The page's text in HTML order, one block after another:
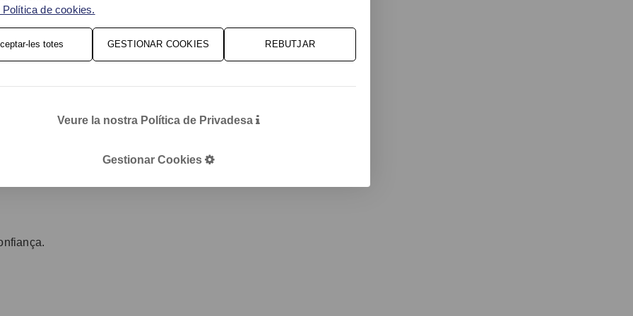
en tres pilars clars:
autonomia, menys fricció
de cookies.
les totes GESTIONAR COOKIES REBUTJAR
Veure la nostra Política de Privadesa
Gestionar Cookies